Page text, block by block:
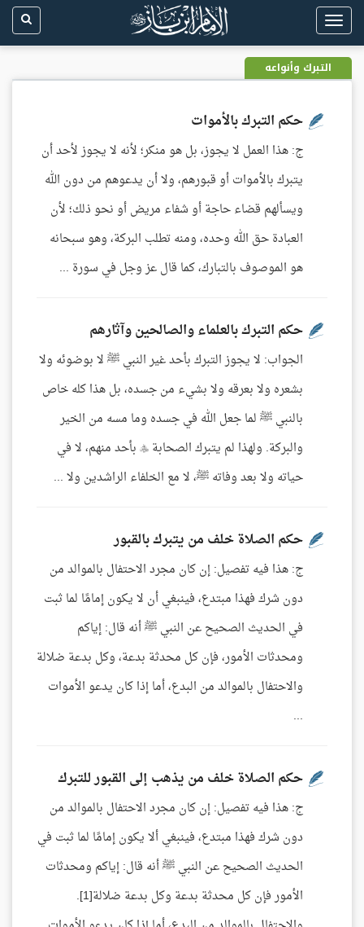
Toggle
navigation
التبرك وأنواعه
حكم التبرك بالأموات
ج: هذا العمل لا يجوز، بل هو منكر؛ لأنه لا يجوز لأحد أن
يتبرك بالأموات أو قبورهم، ولا أن يدعوهم من دون الله
ويسألهم قضاء حاجة أو شفاء مريض أو نحو ذلك؛ لأن
العبادة حق الله وحده، ومنه تطلب البركة، وهو سبحانه
هو الموصوف بالتبارك، كما قال عز وجل في سورة ...
حكم التبرك بالعلماء والصالحين وآثارهم
الجواب: لا يجوز التبرك بأحد غير النبي ﷺ لا بوضوئه ولا
بشعره ولا بعرقه ولا بشيء من جسده، بل هذا كله خاص
بالنبي ﷺ لما جعل الله في جسده وما مسه من الخير
والبركة. ولهذا لم يتبرك الصحابة  بأحد منهم، لا في
حياته ولا بعد وفاته ﷺ، لا مع الخلفاء الراشدين ولا ...
حكم الصلاة خلف من يتبرك بالقبور
ج: هذا فيه تفصيل: إن كان مجرد الاحتفال بالموالد من
دون شرك فهذا مبتدع، فينبغي أن لا يكون إمامًا لما ثبت
في الحديث الصحيح عن النبي ﷺ أنه قال: إياكم
ومحدثات الأمور، فإن كل محدثة بدعة، وكل بدعة ضلالة
والاحتفال بالموالد من البدع، أما إذا كان يدعو الأموات
...
حكم الصلاة خلف من يذهب إلى القبور للتبرك
ج: هذا فيه تفصيل: إن كان مجرد الاحتفال بالموالد من
دون شرك فهذا مبتدع، فينبغي ألا يكون إمامًا لما ثبت في
الحديث الصحيح عن النبي ﷺ أنه قال: إياكم ومحدثات
الأمور فإن كل محدثة بدعة وكل بدعة ضلالة[1].